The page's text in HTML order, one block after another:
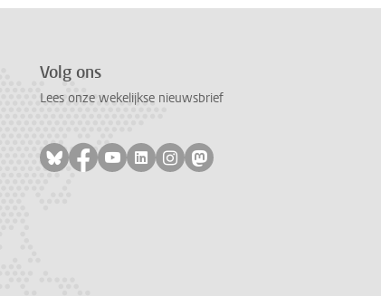
Volg ons
Lees onze wekelijkse nieuwsbrief
Volg ons op bluesky
Volg ons op facebook
Volg ons op youtube
Volg ons op linkedin
Volg ons op instagram
Volg ons op mastodon